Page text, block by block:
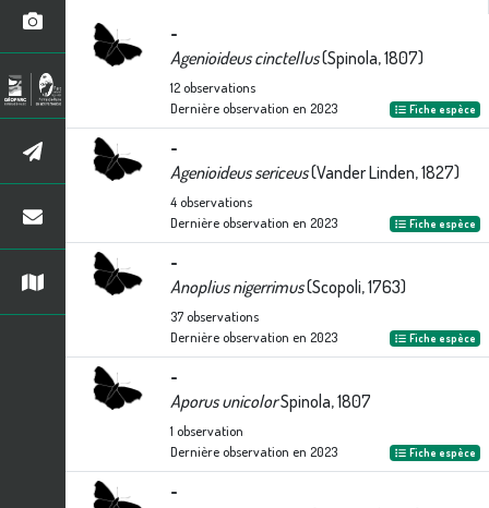
-
Agenioideus cinctellus(Spinola, 1807)
12observations
Dernière observation en 2023 Fiche espèce
-
Agenioideus sericeus(Vander Linden, 1827)
4observations
Dernière observation en 2023 Fiche espèce
-
Anoplius nigerrimus(Scopoli, 1763)
37observations
Dernière observation en 2023 Fiche espèce
-
Aporus unicolorSpinola, 1807
1 observation
Dernière observation en 2023 Fiche espèce
-